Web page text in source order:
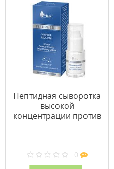
Пептидная сыворотка
высокой
концентрации против
0